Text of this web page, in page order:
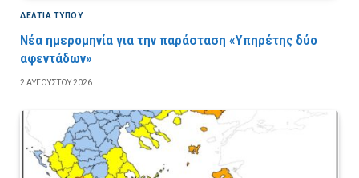
ΔΕΛΤΙΑ ΤΥΠΟΥ
Νέα ημερομηνία για την παράσταση «Υπηρέτης δύο
αφεντάδων»
2 ΑΥΓΟΎΣΤΟΥ 2026